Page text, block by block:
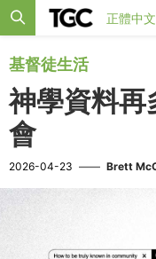
正體中文
基督徒生活
神學資料再
會
2026-04-23 —— Brett